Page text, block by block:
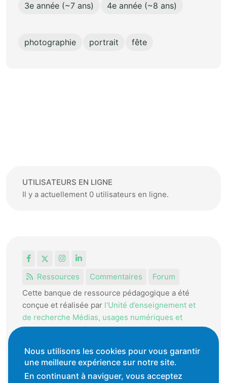
3e année (~7 ans)
4e année (~8 ans)
photographie portrait fête
UTILISATEURS EN LIGNE
Il y a actuellement 0 utilisateurs en ligne.
FacebookInstagram
LinkedIn
Ressources
Commentaires
Forum
Cette banque de ressource pédagogique a été
conçue et réalisée par l'Unité d’enseignement et
de recherche Médias, usages numériques et
didactique de l’Informatique.
La HEP-VD met cet outil à disposition des
enseignantes et enseignants vaudois pour
favoriser l'échange de ressources pédagogiques.
Nous utilisons les cookies pour vous garantir
une meilleure expérience sur notre site.
En continuant à naviguer, vous acceptez